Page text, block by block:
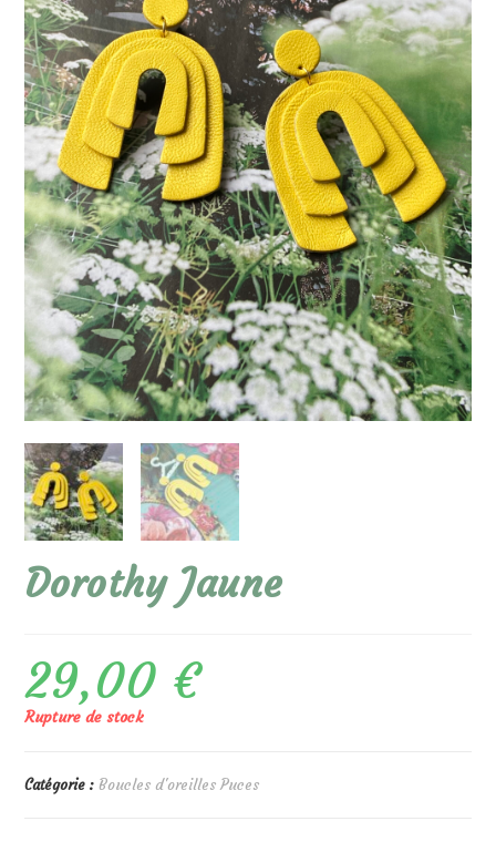
Dorothy Jaune
29,00 €
Rupture de stock
Catégorie : Boucles d'oreilles Puces